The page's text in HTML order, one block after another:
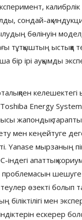
сондай-ақ
бөлінуін
тұтқыштың ыстыққа
бір ірі ауқымды
келешектегі
Toshiba Energy
жапондық
мен кеңейтуге
Yanase мырзаның
апаттық
проблемасын шешуге
өзекті болып
біліктілігі мен
ескерер